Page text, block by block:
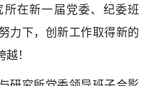
在新一届党委、纪委班
力下，创新工作取得新的
！